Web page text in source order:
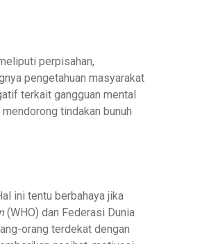
perpisahan,
pengetahuan masyarakat
terkait gangguan mental
tindakan bunuh
ini tentu berbahaya jika
(WHO) dan Federasi Dunia
orang terdekat dengan